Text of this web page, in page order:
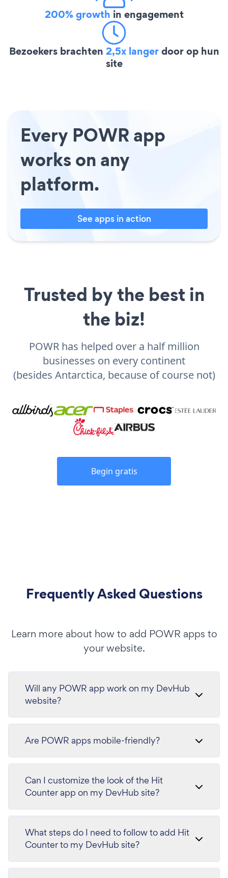
200% growth in engagement
Bezoekers brachten 2,5x langerdoor op hun
site
Every POWR app
works on any
platform.
See apps in action
Trusted by the best in
the biz!
POWR has helped over a half million
businesses on every continent
(besides Antarctica, because of course not)
Begin gratis
Frequently Asked Questions
Learn more about how to add POWR apps to
your website.
Will any POWR app work on my DevHub
website?
Are POWR apps mobile-friendly?
Can I customize the look of the Hit
Counter app on my DevHub site?
What steps do I need to follow to add Hit
Counter to my DevHub site?